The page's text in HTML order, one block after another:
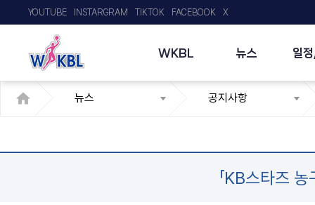
WKBL 뉴스 일
YOUTUBE INSTARGRAM TIKTOK FACEBOOK X
뉴스 공지사항
「KB스타즈